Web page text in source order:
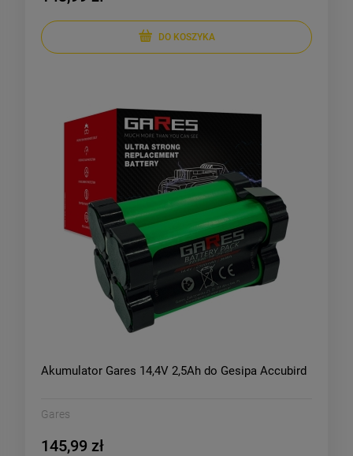
DO KOSZYKA
Akumulator Gares 14,4V 2,5Ah do Gesipa Accubird
Gares
145,99 zł